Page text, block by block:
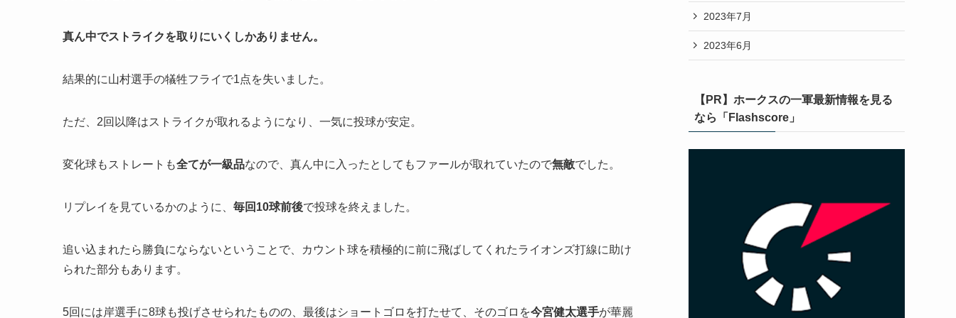
真ん中でストライクを取りにいくしかありません。
結果的に山村選手の犠牲フライで1点を失いました。
ただ、2回以降はストライクが取れるようになり、一気に投球が安定。
変化球もストレートも全てが一級品なので、真ん中に入ったとしてもファールが取れていたので無敵でした。
リプレイを見ているかのように、 毎回10球前後で投球を終えました。
追い込まれたら勝負にならないということで、カウント球を積極的に前に飛ばしてくれたライオンズ打線に助け
られた部分もあります。
5回には岸選手に8球も投げさせられたものの、最後はショートゴロを打たせて、そのゴロを今宮健太選手が華麗
2023年7月
2023年6月
【PR】ホークスの一軍最新情報を見る
なら「Flashscore」